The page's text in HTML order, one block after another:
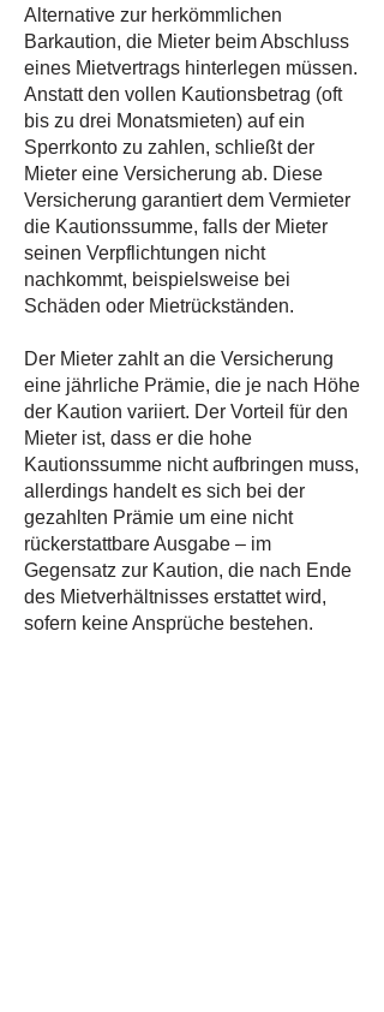
Alternative zur herkömmlichen
Barkaution, die Mieter beim Abschluss
eines Mietvertrags hinterlegen müssen.
Anstatt den vollen Kautionsbetrag (oft
bis zu drei Monatsmieten) auf ein
Sperrkonto zu zahlen, schließt der
Mieter eine Versicherung ab. Diese
Versicherung garantiert dem Vermieter
die Kautionssumme, falls der Mieter
seinen Verpflichtungen nicht
nachkommt, beispielsweise bei
Schäden oder Mietrückständen.
Der Mieter zahlt an die Versicherung
eine jährliche Prämie, die je nach Höhe
der Kaution variiert. Der Vorteil für den
Mieter ist, dass er die hohe
Kautionssumme nicht aufbringen muss,
allerdings handelt es sich bei der
gezahlten Prämie um eine nicht
rückerstattbare Ausgabe – im
Gegensatz zur Kaution, die nach Ende
des Mietverhältnisses erstattet wird,
sofern keine Ansprüche bestehen.